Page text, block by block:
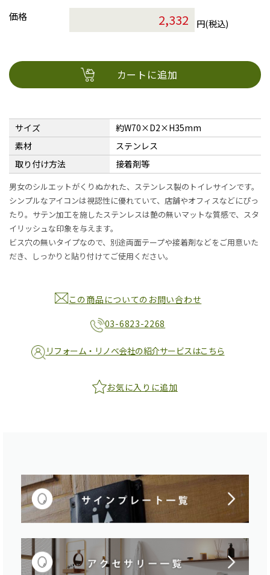
価格
円(税込)
カートに追加
サイズ
約W70×D2×H35mm
素材
ステンレス
取り付け方法
接着剤等
男女のシルエットがくりぬかれた、ステンレス製のトイレサインです。
シンプルなアイコンは視認性に優れていて、店舗やオフィスなどにぴっ
たり。サテン加工を施したステンレスは艶の無いマットな質感で、スタ
イリッシュな印象を与えます。
ビス穴の無いタイプなので、別途両面テープや接着剤などをご用意いた
だき、しっかりと貼り付けてご使用ください。
この商品についてのお問い合わせ
03-6823-2268
リフォーム・リノベ会社の紹介サービスはこちら
お気に入りに追加